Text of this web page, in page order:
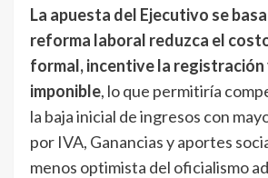
La apuesta del Ejecutivo se
reforma laboral reduzca el
formal, incentive la registración
imponible, lo que permitiría
la baja inicial de ingresos con
por IVA, Ganancias y aportes
menos optimista del oficialismo